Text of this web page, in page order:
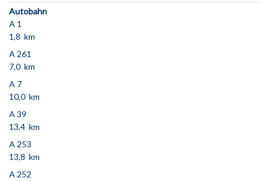
Autobahn
A 1
1,8 km
A 261
7,0 km
A 7
10,0 km
A 39
13,4 km
A 253
13,8 km
A 252